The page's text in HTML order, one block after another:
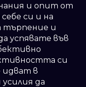
и опит от
си и на
търпение и
успявате във
си
идват в
да